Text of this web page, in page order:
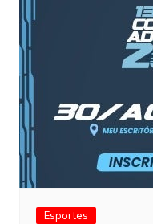
Esportes